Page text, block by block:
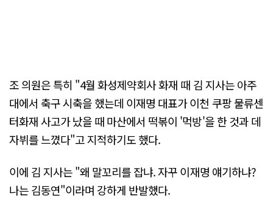
조 의원은 특히 "4월 화성제약회사 화재 때 김 지사는 아주
대에서 축구 시축을 했는데 이재명 대표가 이천 쿠팡 물류센
터화재 사고가 났을 때 마산에서 떡볶이 '먹방'을 한 것과 데
자뷔를 느꼈다"고 지적하기도 했다.
이에 김 지사는 "왜 말꼬리를 잡냐. 자꾸 이재명 얘기하냐?
나는 김동연"이라며 강하게 반발했다.